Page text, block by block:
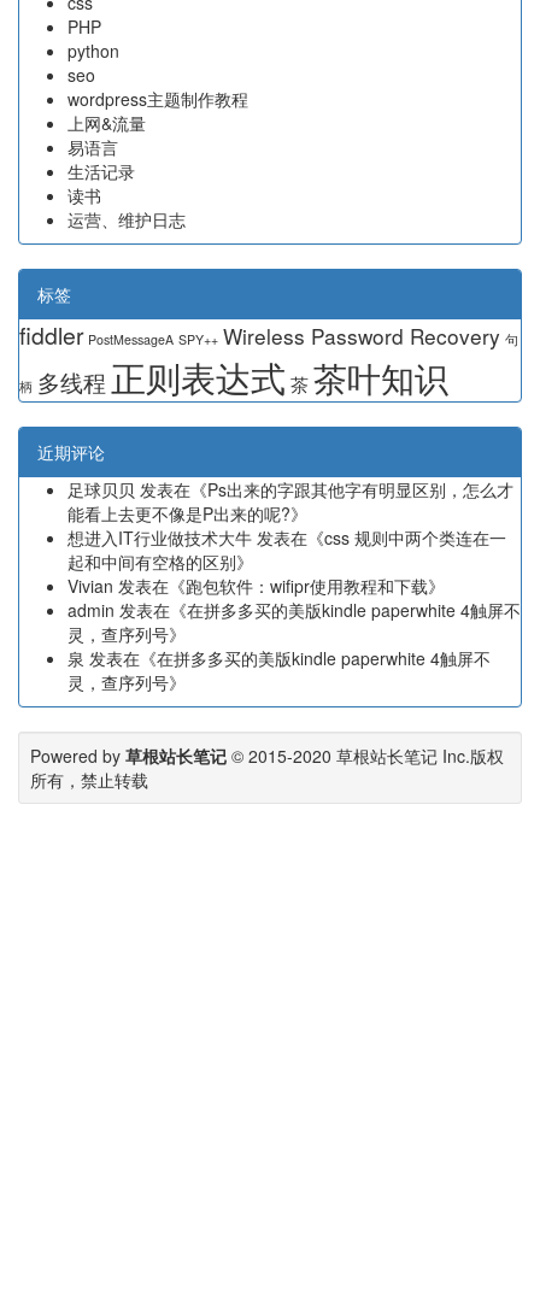
PHP
python
seo
wordpress主题制作教程
上网&流量
易语言
生活记录
读书
运营、维护日志
标签
fiddler PostMessageA SPY++ Wireless Password Recovery 句
柄 多线程 正则表达式 茶茶叶知识
近期评论
足球贝贝 发表在《Ps出来的字跟其他字有明显区别，怎么才
能看上去更不像是P出来的呢?》
想进入IT行业做技术大牛 发表在《css 规则中两个类连在一
起和中间有空格的区别》
Vivian 发表在《跑包软件：wifipr使用教程和下载》
admin 发表在《在拼多多买的美版kindle paperwhite 4触屏不
灵，查序列号》
泉 发表在《在拼多多买的美版kindle paperwhite 4触屏不
灵，查序列号》
Powered by 草根站长笔记 © 2015-2020 草根站长笔记 Inc.版权
所有，禁止转载